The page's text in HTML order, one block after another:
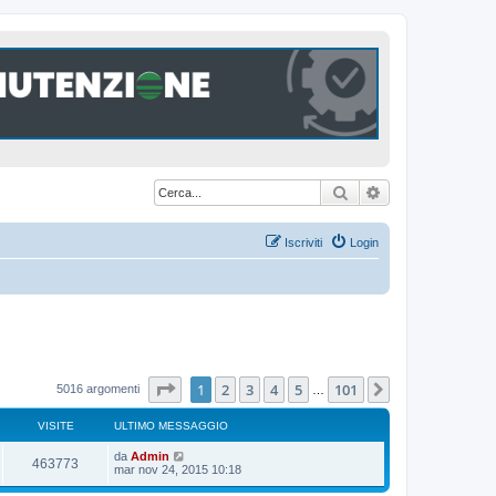
Cerca
Login
Iscriviti
5016 argomenti Pagina1 di 101
1 2 3 4 5 101
VISITE ULTIMO MESSAGGIO
463773
i
U
l
da Admin
mar nov 24, 2015 10:18